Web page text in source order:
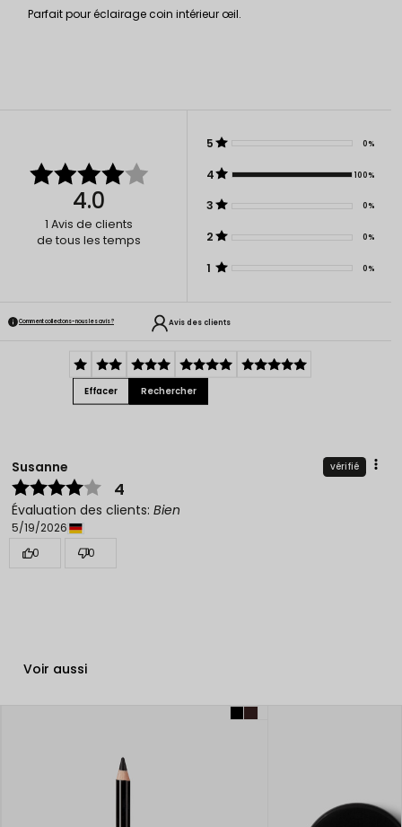
Parfait pour éclairage coin intérieur œil.
4.0
1 Avis de clients
de tous les temps
5 0%
4 100%
3 0%
2 0%
1 0%
Comment collectons-nous les avis ? Avis des clients
Effacer Rechercher
Susanne vérifié
4
Évaluation des clients: Bien
5/19/2026
0
0
Voir aussi